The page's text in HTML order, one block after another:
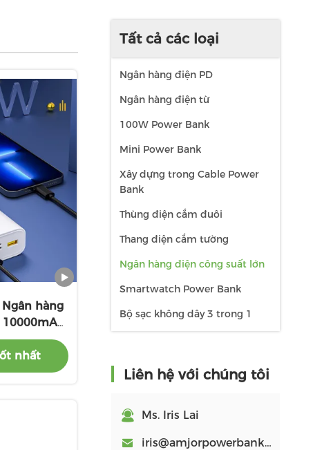
Tất cả các loại
Ngân hàng điện PD
Ngân hàng điện từ
100W Power Bank
Mini Power Bank
Xây dựng trong Cable Power
Bank
Thùng điện cắm đuôi
Thang điện cắm tường
Ngân hàng điện công suất lớn
Smartwatch Power Bank
Bộ sạc không dây 3 trong 1
Liên hệ với chúng tôi
Ms. Iris Lai
iris@amjorpowerbank.com
hàng
nhất